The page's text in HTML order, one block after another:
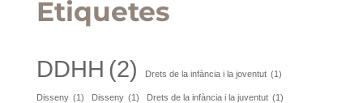
Etiquetes
DDHH (2) Drets de la infància i la joventut (1)
Disseny (1) Disseny (1) Drets de la infància i la juventut (1)